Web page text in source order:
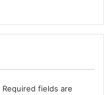
Required fields are